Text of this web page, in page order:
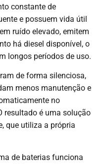
constante de
e possuem vida útil
ruído elevado, emitem
há diesel disponível, o
longos períodos de uso.
de forma silenciosa,
menos manutenção e
no
resultado é uma solução
que utiliza a própria
de baterias funciona